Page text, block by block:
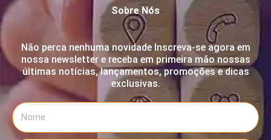
Sobre Nós
Não perca nenhuma novidade Inscreva-se agora em
nossa newsletter e receba em primeira mão nossas
últimas notícias, lançamentos, promoções e dicas
exclusivas.